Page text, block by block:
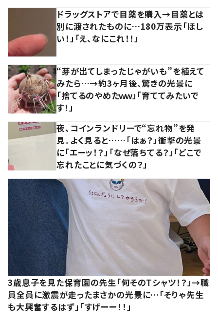
ドラッグストアで目薬を購入→目薬とは
別に渡されたものに…180万表示「ほし
い！」「え、なにこれ！！」
“芽が出てしまったじゃがいも”を植えて
みたら…→約3ヶ月後、驚きの光景に
「捨てるのやめたｗｗ」「育ててみたいで
す！」
夜、コインランドリーで“忘れ物”を発
見。よく見ると……「はぁ？」衝撃の光景
に「エーッ！？」「なぜ落ちてる？」「どこで
忘れたことに気づくの？」
3歳息子を見た保育園の先生「何そのTシャツ！？」→職
員全員に激震が走ったまさかの光景に…「そりゃ先生
も大興奮するはず」「すげーー！！」